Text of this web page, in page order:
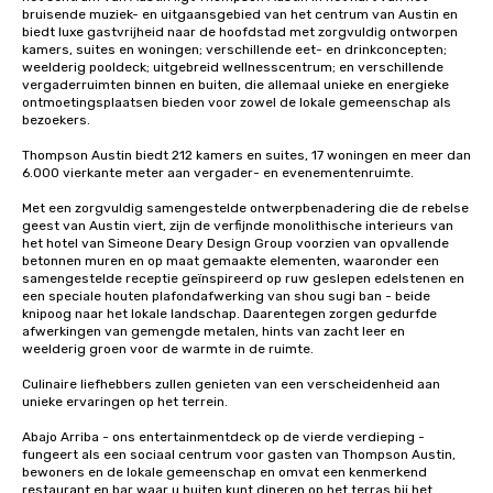
bruisende muziek- en uitgaansgebied van het centrum van Austin en
biedt luxe gastvrijheid naar de hoofdstad met zorgvuldig ontworpen
kamers, suites en woningen; verschillende eet- en drinkconcepten;
weelderig pooldeck; uitgebreid wellnesscentrum; en verschillende
vergaderruimten binnen en buiten, die allemaal unieke en energieke
ontmoetingsplaatsen bieden voor zowel de lokale gemeenschap als
bezoekers.
Thompson Austin biedt 212 kamers en suites, 17 woningen en meer dan
6.000 vierkante meter aan vergader- en evenementenruimte.
Met een zorgvuldig samengestelde ontwerpbenadering die de rebelse
geest van Austin viert, zijn de verfijnde monolithische interieurs van
het hotel van Simeone Deary Design Group voorzien van opvallende
betonnen muren en op maat gemaakte elementen, waaronder een
samengestelde receptie geïnspireerd op ruw geslepen edelstenen en
een speciale houten plafondafwerking van shou sugi ban - beide
knipoog naar het lokale landschap. Daarentegen zorgen gedurfde
afwerkingen van gemengde metalen, hints van zacht leer en
weelderig groen voor de warmte in de ruimte.
Culinaire liefhebbers zullen genieten van een verscheidenheid aan
unieke ervaringen op het terrein.
Abajo Arriba - ons entertainmentdeck op de vierde verdieping -
fungeert als een sociaal centrum voor gasten van Thompson Austin,
bewoners en de lokale gemeenschap en omvat een kenmerkend
restaurant en bar waar u buiten kunt dineren op het terras bij het